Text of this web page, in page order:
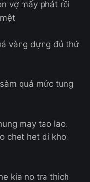
vợ mấy phát rồi
vàng dựng đủ thứ
quá mức tung
may tao lao.
chet het di khoi
kia no tra thich